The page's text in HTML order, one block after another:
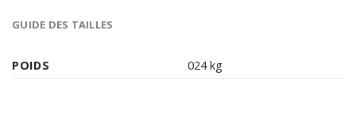
GUIDE DES TAILLES
POIDS 024 kg